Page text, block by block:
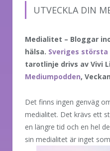
UTVECKLA DIN
Medialitet – Bloggar
hälsa. Sveriges
tarotlinje drivs av Vivi
Mediumpodden,
Det finns ingen genväg
medialitet. Det krävs ett
en längre tid och en hel
sin medialitet är inget